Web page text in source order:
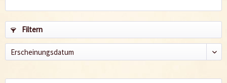
Filtern